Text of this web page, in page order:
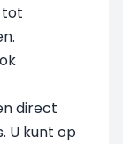
tot
direct
U kunt op